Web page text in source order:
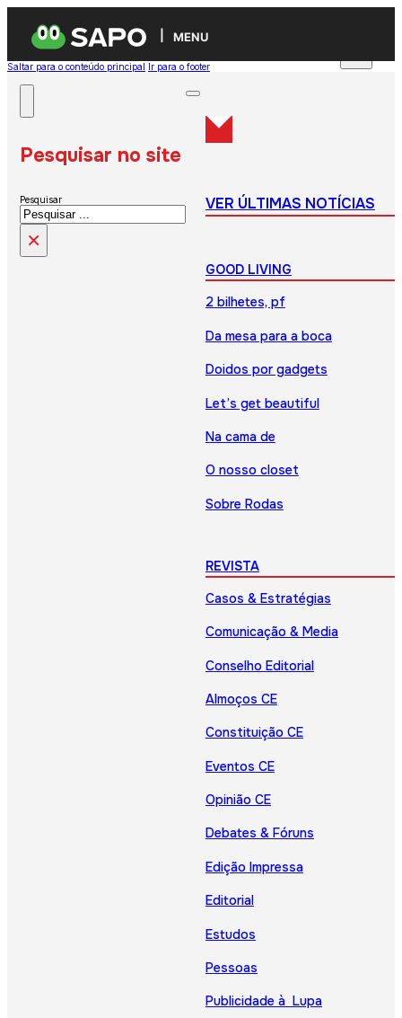
MENU
Saltar para o conteúdo principal Ir para o footer
Pesquisar no site
Pesquisar
×
VER ÚLTIMAS NOTÍCIAS
GOOD LIVING
2 bilhetes, pf
Da mesa para a boca
Doidos por gadgets
Let’s get beautiful
Na cama de
O nosso closet
Sobre Rodas
REVISTA
Casos & Estratégias
Comunicação & Media
Conselho Editorial
Almoços CE
Constituição CE
Eventos CE
Opinião CE
Debates & Fóruns
Edição Impressa
Editorial
Estudos
Pessoas
Publicidade à Lupa